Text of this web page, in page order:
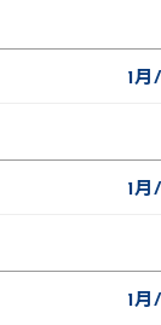
1月
1月
1月